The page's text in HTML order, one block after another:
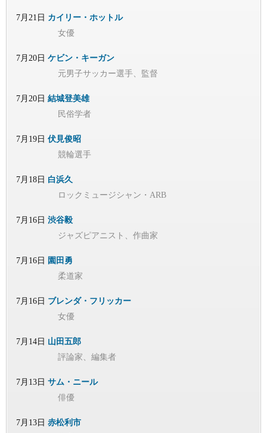
7月21日 カイリー・ホットル
女優
7月20日 ケビン・キーガン
元男子サッカー選手、監督
7月20日 結城登美雄
民俗学者
7月19日 伏見俊昭
競輪選手
7月18日 白浜久
ロックミュージシャン・ARB
7月16日 渋谷毅
ジャズピアニスト、作曲家
7月16日 園田勇
柔道家
7月16日 ブレンダ・フリッカー
女優
7月14日 山田五郎
評論家、編集者
7月13日 サム・ニール
俳優
7月13日 赤松利市